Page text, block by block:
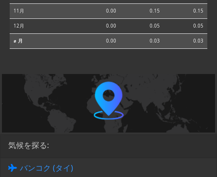
11月 0.00 0.15 0.15
12月 0.00 0.05 0.05
⌀ 月 0.00 0.03 0.03
気候を探る:
バンコク (タイ)